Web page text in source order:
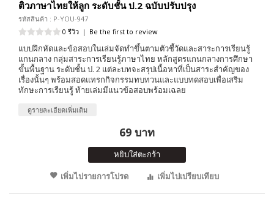
ติวภาษาไทยให้ลูก ระดับชั้น ป.2 ฉบับปรับปรุง
รหัสสินค้า : P-YOU-947
0 รีวิว | Be the first to review
แบบฝึกหัดและข้อสอบในเล่มจัดทำขึ้นตามตัวชี้วัดและสาระการเรียนรู้
แกนกลาง กลุ่มสาระการเรียนรู้ภาษาไทย หลักสูตรแกนกลางการศึกษา
ขั้นพื้นฐาน ระดับชั้น ป. 2 แต่ละบทจะสรุปเนื้อหาที่เป็นสาระสำคัญของ
เรื่องนั้นๆ พร้อมสอดแทรกกิจกรรมทบทวนและแบบทดสอบเพื่อเสริม
ทักษะการเรียนรู้ ท้ายเล่มมีแนวข้อสอบพร้อมเฉลย
ดูรายละเอียดเพิ่มเติม
69 บาท
หยิบใส่ตะกร้า
เพิ่มไปรายการโปรด
เพิ่มไปเปรียบเทียบ